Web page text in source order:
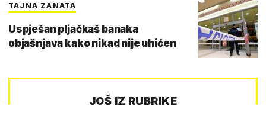
TAJNA ZANATA
Uspješan pljačkaš banaka
objašnjava kako nikad nije uhićen
JOŠ IZ RUBRIKE